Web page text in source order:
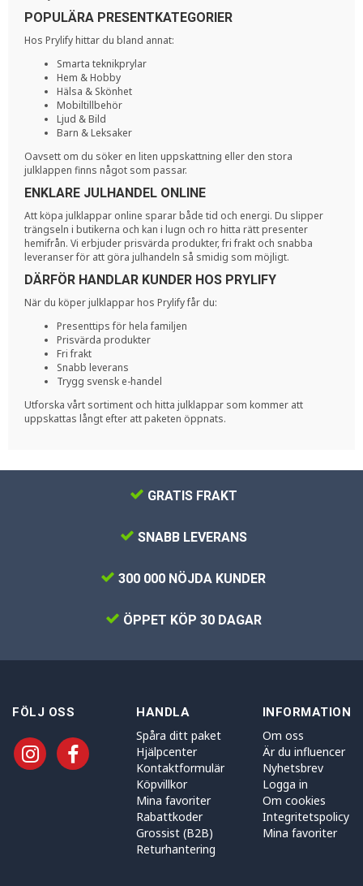
POPULÄRA PRESENTKATEGORIER
Hos Prylify hittar du bland annat:
Smarta teknikprylar
Hem & Hobby
Hälsa & Skönhet
Mobiltillbehör
Ljud & Bild
Barn & Leksaker
Oavsett om du söker en liten uppskattning eller den stora
julklappen finns något som passar.
ENKLARE JULHANDEL ONLINE
Att köpa julklappar online sparar både tid och energi. Du slipper
trängseln i butikerna och kan i lugn och ro hitta rätt presenter
hemifrån. Vi erbjuder prisvärda produkter, fri frakt och snabba
leveranser för att göra julhandeln så smidig som möjligt.
DÄRFÖR HANDLAR KUNDER HOS PRYLIFY
När du köper julklappar hos Prylify får du:
Presenttips för hela familjen
Prisvärda produkter
Fri frakt
Snabb leverans
Trygg svensk e-handel
Utforska vårt sortiment och hitta julklappar som kommer att
uppskattas långt efter att paketen öppnats.
GRATIS FRAKT
SNABB LEVERANS
300 000 NÖJDA KUNDER
ÖPPET KÖP 30 DAGAR
FÖLJ OSS HANDLA
Spåra ditt paket
Hjälpcenter
Kontaktformulär
Köpvillkor
Mina favoriter
Rabattkoder
Grossist (B2B)
Returhantering
INFORMATION
Om oss
Är du influencer
Nyhetsbrev
Logga in
Om cookies
Integritetspolicy
Mina favoriter